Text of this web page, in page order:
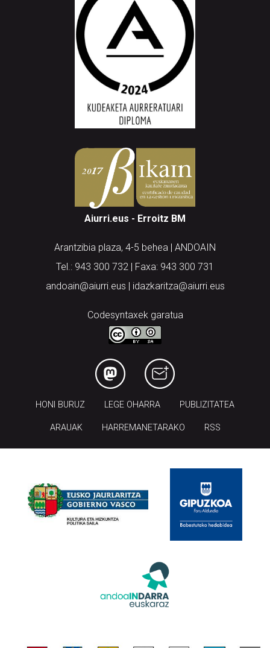
Aiurri.eus - Erroitz BM
Arantzibia plaza, 4-5 behea | ANDOAIN
Tel.: 943 300 732 | Faxa: 943 300 731
andoain@aiurri.eus | idazkaritza@aiurri.eus
Codesyntaxek garatua
HONI BURUZ LEGE OHARRA PUBLIZITATEA
ARAUAK HARREMANETARAKO RSS